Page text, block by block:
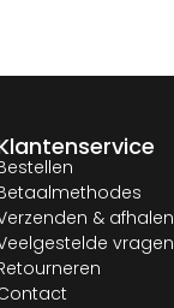
& afhalen
vragen